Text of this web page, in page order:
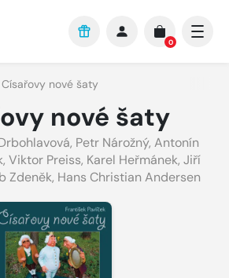
0
Císařovy nové šaty
nové šaty
, Petr Nárožný, Antonín
, Viktor Preiss, Karel Heřmánek, Jiří
Zdeněk, Hans Christian Andersen